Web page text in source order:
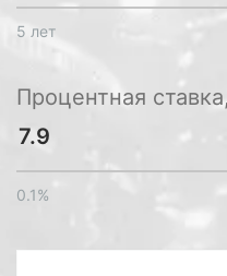
5 лет
Процентная
0.1%